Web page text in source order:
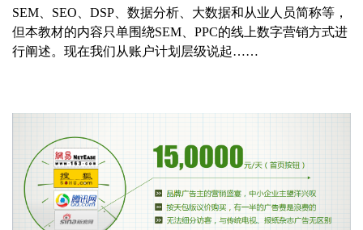
SEM、SEO、DSP、数据分析、大数据和从业人员简称等，
但本教材的内容只单围绕SEM、PPC的线上数字营销方式进
行阐述。现在我们从账户计划层级说起……